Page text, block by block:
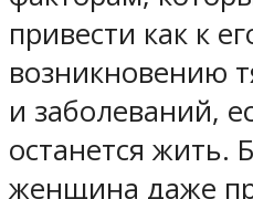
привести как к
возникновению
и заболеваний,
останется жить.
женщина даже